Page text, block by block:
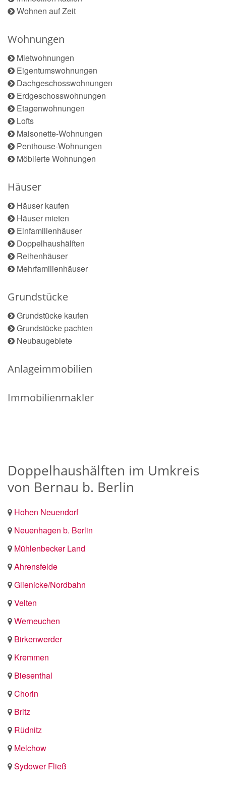
Wohnen auf Zeit
Wohnungen
Mietwohnungen
Eigentumswohnungen
Dachgeschosswohnungen
Erdgeschosswohnungen
Etagenwohnungen
Lofts
Maisonette-Wohnungen
Penthouse-Wohnungen
Möblierte Wohnungen
Häuser
Häuser kaufen
Häuser mieten
Einfamilienhäuser
Doppelhaushälften
Reihenhäuser
Mehrfamilienhäuser
Grundstücke
Grundstücke kaufen
Grundstücke pachten
Neubaugebiete
Anlageimmobilien
Immobilienmakler
Doppelhaushälften im Umkreis
von Bernau b. Berlin
Hohen Neuendorf
Neuenhagen b. Berlin
Mühlenbecker Land
Ahrensfelde
Glienicke/Nordbahn
Velten
Werneuchen
Birkenwerder
Kremmen
Biesenthal
Chorin
Britz
Rüdnitz
Melchow
Sydower Fließ